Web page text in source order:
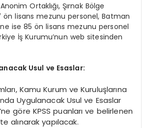
Ortaklığı, Şırnak Bölge
ön lisans mezunu personel, Batman
ise 85 ön lisans mezunu personel
İş Kurumu’nun web sitesinden
Usul ve Esaslar:
Kamu Kurum ve Kuruluşlarına
Uygulanacak Usul ve Esaslar
göre KPSS puanları ve belirlenen
alınarak yapılacak.